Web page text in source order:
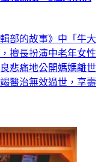
擅長扮演中老年女性
悲痛地公開媽媽離世
醫治無效過世，享壽